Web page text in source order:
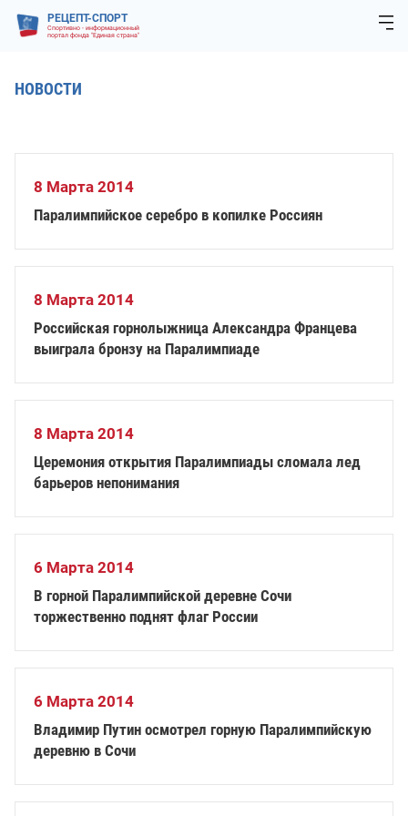
РЕЦЕПТ-СПОРТ
Спортивно - информационный
портал фонда "Единая страна"
НОВОСТИ
8 Марта 2014
Паралимпийское серебро в копилке Россиян
8 Марта 2014
Российская горнолыжница Александра Францева
выиграла бронзу на Паралимпиаде
8 Марта 2014
Церемония открытия Паралимпиады сломала лед
барьеров непонимания
6 Марта 2014
В горной Паралимпийской деревне Сочи
торжественно поднят флаг России
6 Марта 2014
Владимир Путин осмотрел горную Паралимпийскую
деревню в Сочи